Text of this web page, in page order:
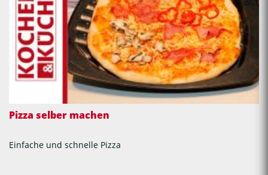
Pizza selber machen
Einfache und schnelle Pizza